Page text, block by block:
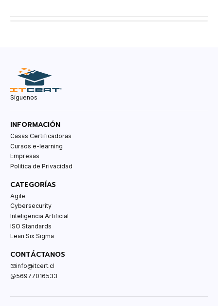
Síguenos
INFORMACIÓN
Casas Certificadoras
Cursos e-learning
Empresas
Politica de Privacidad
CATEGORÍAS
Agile
Cybersecurity
Inteligencia Artificial
ISO Standards
Lean Six Sigma
CONTÁCTANOS
info@itcert.cl
56977016533